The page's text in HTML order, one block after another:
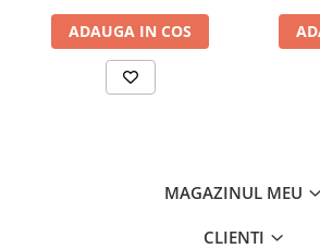
ADAUGA IN COS
MAGAZINUL MEU
CLIENTI